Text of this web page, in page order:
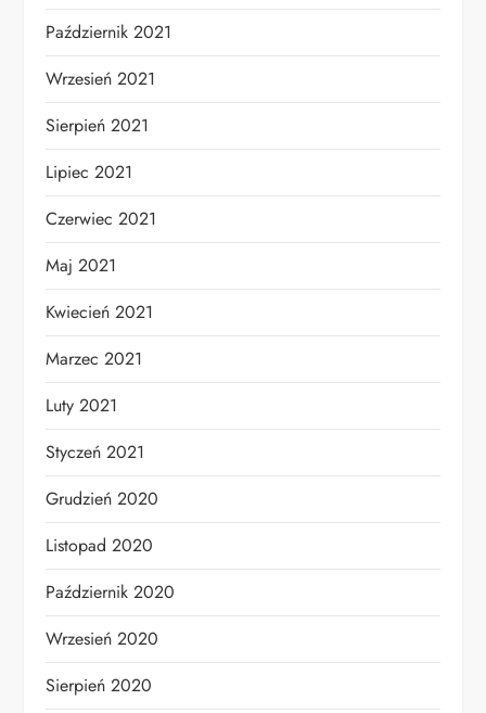
Październik 2021
Wrzesień 2021
Sierpień 2021
Lipiec 2021
Czerwiec 2021
Maj 2021
Kwiecień 2021
Marzec 2021
Luty 2021
Styczeń 2021
Grudzień 2020
Listopad 2020
Październik 2020
Wrzesień 2020
Sierpień 2020